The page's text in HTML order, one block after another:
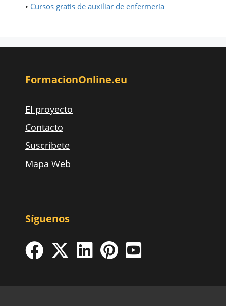
• Cursos gratis de auxiliar de enfermería
FormacionOnline.eu
El proyecto
Contacto
Suscríbete
Mapa Web
Síguenos